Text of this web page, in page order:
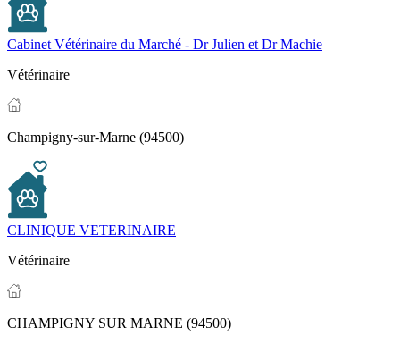
Cabinet Vétérinaire du Marché - Dr Julien et Dr Machie
Vétérinaire
Champigny-sur-Marne (94500)
CLINIQUE VETERINAIRE
Vétérinaire
CHAMPIGNY SUR MARNE (94500)